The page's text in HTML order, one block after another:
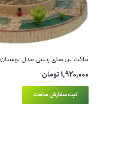
ماکت بن سای زینتی مدل بوستان
1,920,000تومان
ثبت سفارش ساخت